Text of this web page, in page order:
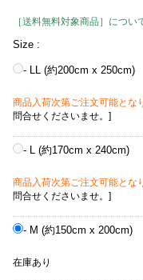
［送料無料対象商品］につい
Size :
- LL (約200cm x 250cm)
商品入荷次第ご注文可能とな
問合せくださいませ。]
- L (約170cm x 240cm)
商品入荷次第ご注文可能とな
問合せくださいませ。]
- M (約150cm x 200cm)
在庫あり